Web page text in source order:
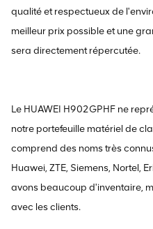
qualité et respectueux de
meilleur prix possible et une
sera directement répercutée.
Le HUAWEI H902GPHF ne
notre portefeuille matériel de
comprend des noms très
Huawei, ZTE, Siemens, Nortel,
avons beaucoup d'inventaire,
avec les clients.